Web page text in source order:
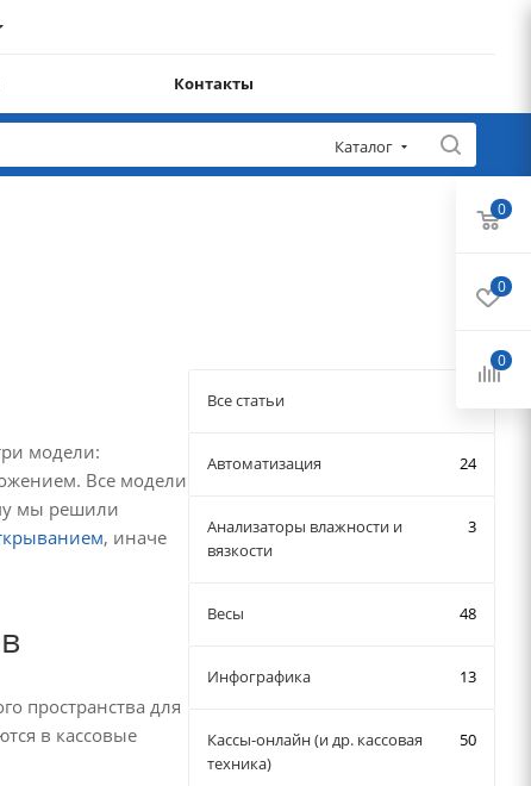
Контакты
Каталог
модели:
Все модели
мы решили
, иначе
пространства для
в кассовые
Все статьи
Автоматизация 24
Анализаторы влажности и
вязкости
3
Весы 48
Инфографика 13
Кассы-онлайн (и др. кассовая
техника)
50
0
0
0